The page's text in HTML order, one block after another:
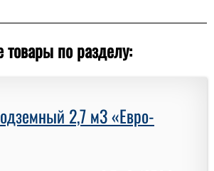
товары по разделу:
2,7 м3 «Евро-